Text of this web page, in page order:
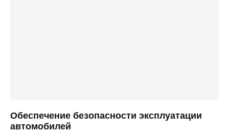
Обеспечение безопасности эксплуатации
автомобилей